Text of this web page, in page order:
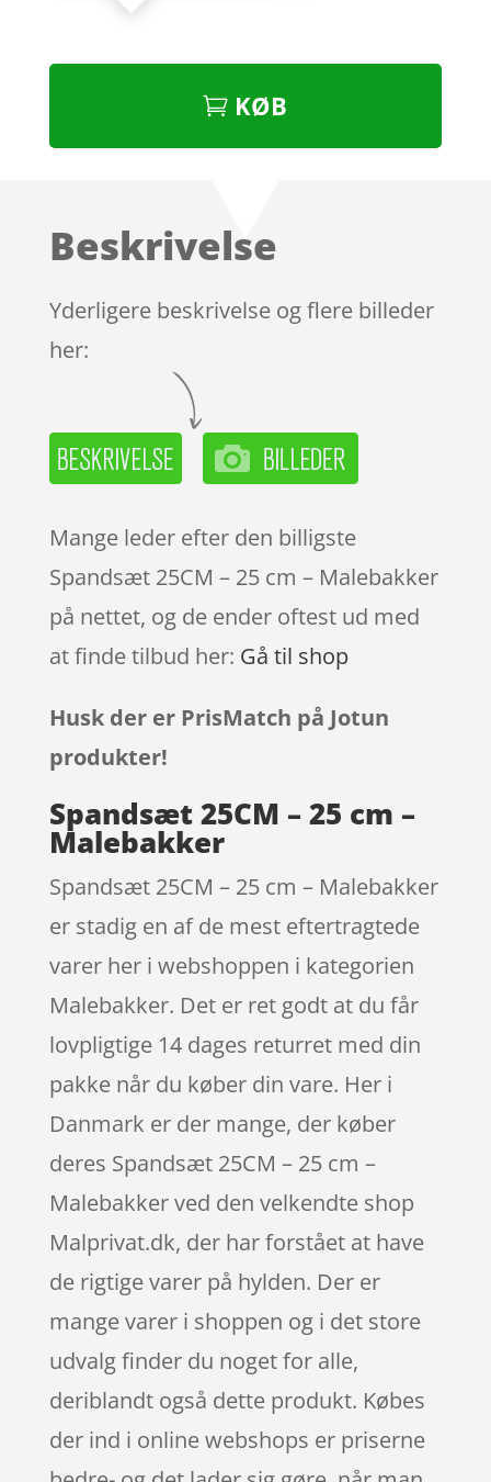
KØB
Beskrivelse
Yderligere beskrivelse og flere billeder
her:
Mange leder efter den billigste
Spandsæt 25CM – 25 cm – Malebakker
på nettet, og de ender oftest ud med
at finde tilbud her: Gå til shop
Husk der er PrisMatch på Jotun
produkter!
Spandsæt 25CM – 25 cm –
Malebakker
Spandsæt 25CM – 25 cm – Malebakker
er stadig en af de mest eftertragtede
varer her i webshoppen i kategorien
Malebakker. Det er ret godt at du får
lovpligtige 14 dages returret med din
pakke når du køber din vare. Her i
Danmark er der mange, der køber
deres Spandsæt 25CM – 25 cm –
Malebakker ved den velkendte shop
Malprivat.dk, der har forstået at have
de rigtige varer på hylden. Der er
mange varer i shoppen og i det store
udvalg finder du noget for alle,
deriblandt også dette produkt. Købes
der ind i online webshops er priserne